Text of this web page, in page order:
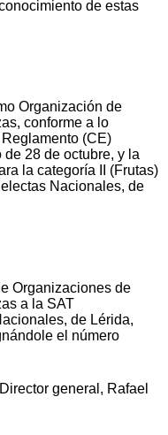
de estas
Organización de
conforme a lo
(CE)
28 de octubre, y la
la categoría II (Frutas)
Nacionales, de
Organizaciones de
a la SAT
de Lérida,
el número
general, Rafael